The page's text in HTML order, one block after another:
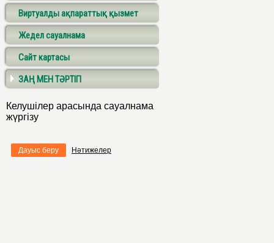
Виртуалды ақпараттық қызмет
Жедел сауалнама
Сайт картасы
ЗАҢ МЕН ТӘРТІП
Келушілер арасында сауалнама
жүргізу
Дауыс беру Нәтижелер